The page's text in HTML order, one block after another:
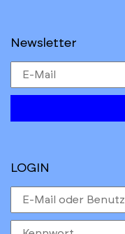
Newsletter
LOGIN